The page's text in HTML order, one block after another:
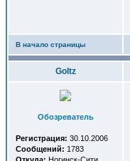
В начало страницы
Goltz
Обозреватель
Регистрация: 30.10.2006
Сообщений: 1783